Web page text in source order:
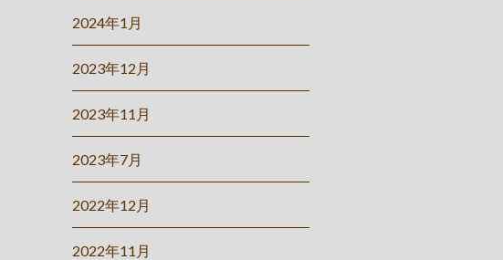
2024年1月
2023年12月
2023年11月
2023年7月
2022年12月
2022年11月